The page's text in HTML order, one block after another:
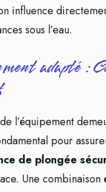
influence
sous l’eau.
adapté :
l’équipement
pour
de plongée
Une combinaison